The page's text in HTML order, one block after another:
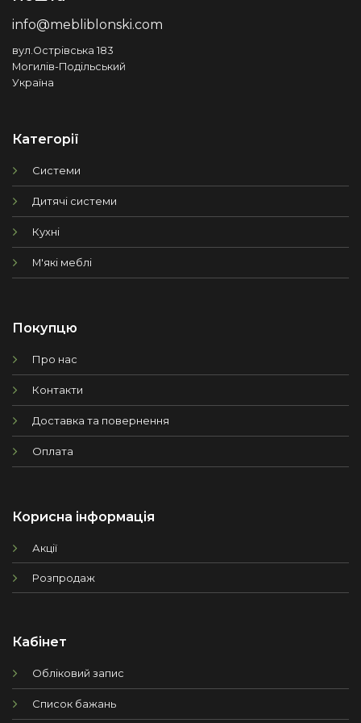
info@mebliblonski.com
вул.Острівська 183
Могилів-Подільський
Україна
Категорії
Системи
Дитячі системи
Кухні
М'які меблі
Покупцю
Про нас
Контакти
Доставка та повернення
Оплата
Корисна інформація
Акції
Розпродаж
Кабінет
Обліковий запис
Список бажань